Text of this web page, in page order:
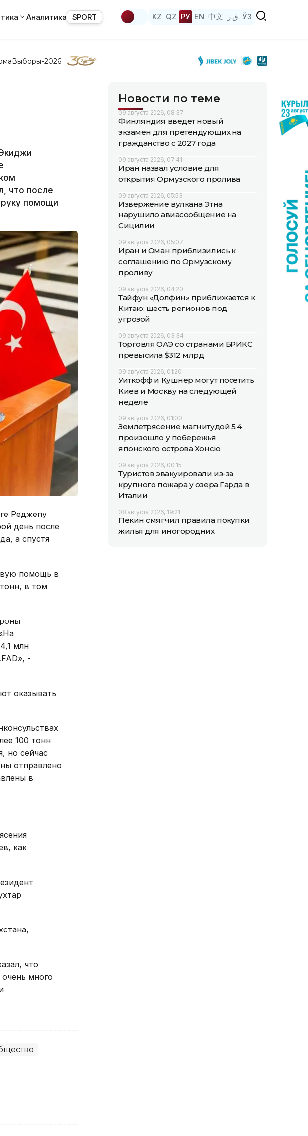
Аналитика SPORT KZ QZ РУ EN 中文 ق ز ЎЗ
Выборы-2026
что после
руку помощи
Реджепу
день после
а спустя
помощь в
в том
млн
-
оказывать
100 тонн
но сейчас
отправлено
в
как
что
много
Новости по теме
09 августа 2026, 08:37
Финляндия введет новый
экзамен для претендующих на
гражданство с 2027 года
09 августа 2026, 07:41
Иран назвал условие для
открытия Ормузского пролива
09 августа 2026, 05:53
Извержение вулкана Этна
нарушило авиасообщение на
Сицилии
09 августа 2026, 05:07
Иран и Оман приблизились к
соглашению по Ормузскому
проливу
09 августа 2026, 04:20
Тайфун «Долфин» приближается к
Китаю: шесть регионов под
угрозой
09 августа 2026, 03:34
Торговля ОАЭ со странами БРИКС
превысила $312 млрд
09 августа 2026, 01:20
Уиткофф и Кушнер могут посетить
Киев и Москву на следующей
неделе
09 августа 2026, 01:00
Землетрясение магнитудой 5,4
произошло у побережья
японского острова Хонсю
09 августа 2026, 00:15
Туристов эвакуировали из-за
крупного пожара у озера Гарда в
Италии
08 августа 2026, 19:21
Пекин смягчил правила покупки
жилья для иногородних